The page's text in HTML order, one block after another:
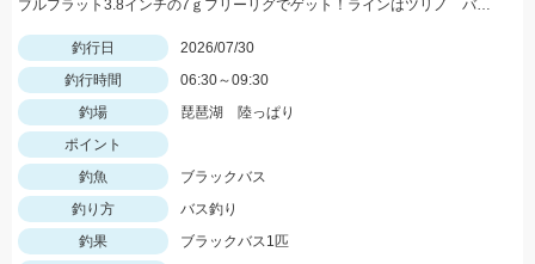
ブルフラット3.8インチの7ｇフリーリグでゲット！ラインはツリノ バス用フロロカーボンライン20LB、フックはオーナー直リグフック3/0を使いました♪
釣行日
2026/07/30
釣行時間
06:30～09:30
釣場
琵琶湖 陸っぱり
ポイント
釣魚
ブラックバス
釣り方
バス釣り
釣果
ブラックバス1匹